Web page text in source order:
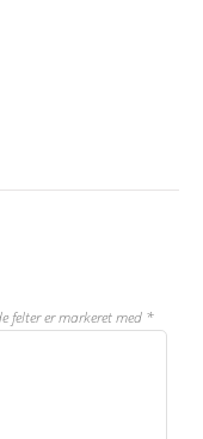
felter er markeret med *